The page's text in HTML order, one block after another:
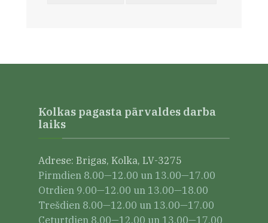
Kolkas pagasta pārvaldes darba
laiks
Adrese: Brigas, Kolka, LV-3275
Pirmdien 8.00—12.00 un 13.00—17.00
Otrdien 9.00—12.00 un 13.00—18.00
Trešdien 8.00—12.00 un 13.00—17.00
Ceturtdien 8.00—12.00 un 13.00—17.00